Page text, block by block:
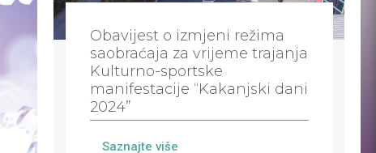
Obavijest o izmjeni režima
saobraćaja za vrijeme trajanja
Kulturno-sportske
manifestacije “Kakanjski dani
2024”
Saznajte više